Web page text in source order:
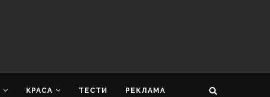
КРАСА ТЕСТИ РЕКЛАМА